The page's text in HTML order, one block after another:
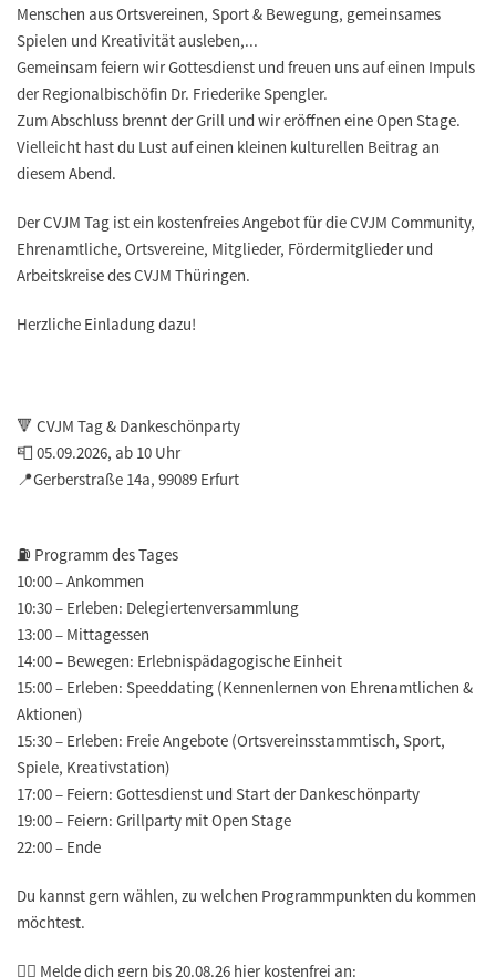
Menschen aus Ortsvereinen, Sport & Bewegung, gemeinsames
Spielen und Kreativität ausleben,...
Gemeinsam feiern wir Gottesdienst und freuen uns auf einen Impuls
der Regionalbischöfin Dr. Friederike Spengler.
Zum Abschluss brennt der Grill und wir eröffnen eine Open Stage.
Vielleicht hast du Lust auf einen kleinen kulturellen Beitrag an
diesem Abend.
Der CVJM Tag ist ein kostenfreies Angebot für die CVJM Community,
Ehrenamtliche, Ortsvereine, Mitglieder, Fördermitglieder und
Arbeitskreise des CVJM Thüringen.
Herzliche Einladung dazu!
🔻 CVJM Tag & Dankeschönparty
📮 05.09.2026, ab 10 Uhr
📍Gerberstraße 14a, 99089 Erfurt
⛽️ Programm des Tages
10:00 – Ankommen
10:30 – Erleben: Delegiertenversammlung
13:00 – Mittagessen
14:00 – Bewegen: Erlebnispädagogische Einheit
15:00 – Erleben: Speeddating (Kennenlernen von Ehrenamtlichen &
Aktionen)
15:30 – Erleben: Freie Angebote (Ortsvereinsstammtisch, Sport,
Spiele, Kreativstation)
17:00 – Feiern: Gottesdienst und Start der Dankeschönparty
19:00 – Feiern: Grillparty mit Open Stage
22:00 – Ende
Du kannst gern wählen, zu welchen Programmpunkten du kommen
möchtest.
🐦‍🔥 Melde dich gern bis 20.08.26 hier kostenfrei an: